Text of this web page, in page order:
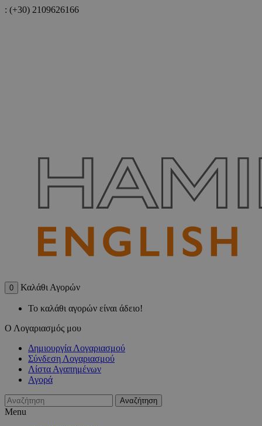
: (+30) 2109626166
0 Καλάθι Αγορών
Το καλάθι αγορών είναι άδειο!
Ο Λογαριασμός μου
Δημιουργία Λογαριασμού
Σύνδεση Λογαριασμού
Λίστα Αγαπημένων
Αγορά
Αναζήτηση
Menu